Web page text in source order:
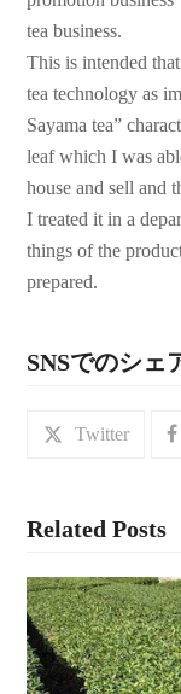
tea business.
This is intended
tea technology as
Sayama tea”
leaf which I was
house and sell and
I treated it in a
things of the
prepared.
SNSでのシェ
Twitter
Related Posts